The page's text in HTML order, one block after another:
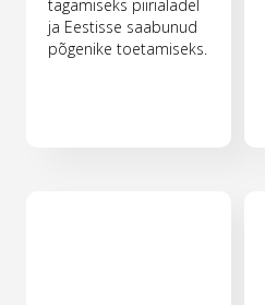
tagamiseks piirialadel
ja Eestisse saabunud
põgenike toetamiseks.